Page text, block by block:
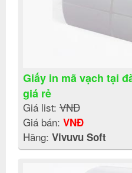
Giấy in mã vạch tại
giá rẻ
Giá list:VNĐ
Giá bán: VNĐ
Hãng: Vivuvu Soft